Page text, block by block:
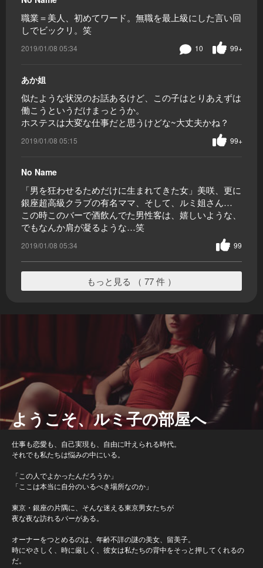
職業＝美人、初めてワード。無職を最上級にした言い回
しでビックリ。笑
2019/01/08 05:34 99+
10
あか姐
似たような状況のお話あるけど、この子はとりあえずは
働こうというだけまっとうか。
ホステスは大変な仕事だと思うけどな~大丈夫かね？
2019/01/08 05:15 99+
No Name
「男を狂わせるためだけに生まれてきた女」美咲、更に
銀座超高級クラブの有名ママ、そして、ルミ姐さん…
この時このバーで酒飲んでた男性客は、嬉しいような、
でもなんか肩が凝るような…笑
2019/01/08 05:34 99
もっと見る （ 77 件 ）
ようこそ、ルミ子の部屋へ
仕事も恋愛も、自己実現も、自由に叶えられる時代。
それでも私たちは悩みの中にいる。
「この人でよかったんだろうか」
「ここは本当に自分のいるべき場所なのか」
東京・銀座の片隅に、そんな迷える東京男女たちが
夜な夜な訪れるバーがある。
オーナーをつとめるのは、年齢不詳の謎の美女、留美子。
時にやさしく、時に厳しく、彼女は私たちの背中をそっと押してくれるの
だ。